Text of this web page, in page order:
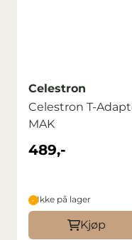
Celestron
Celestron T-Adapter
MAK
489,-
Ikke på lager
Kjøp